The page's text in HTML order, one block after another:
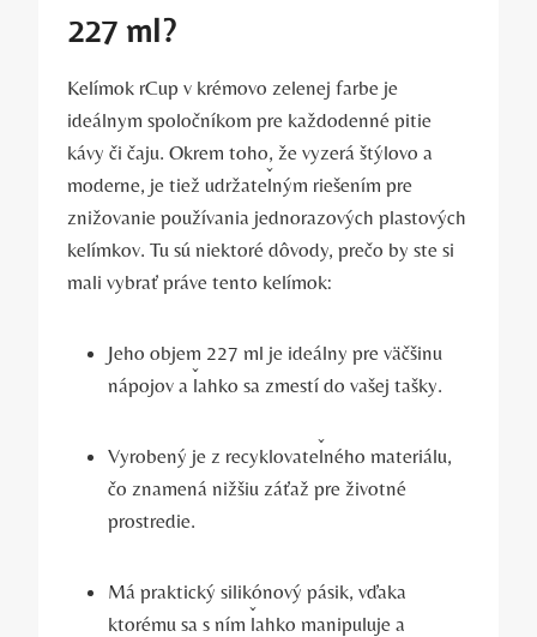
227 ml?
Kelímok rCup v krémovo zelenej farbe je
ideálnym spoločníkom pre každodenné pitie
kávy či čaju. Okrem toho, že vyzerá štýlovo a
moderne, je tiež udržateľným riešením pre
znižovanie používania jednorazových plastových
kelímkov. Tu sú niektoré dôvody, prečo by ste si
mali vybrať práve tento kelímok:
Jeho objem 227 ml je ideálny pre väčšinu
nápojov a ľahko sa zmestí do vašej tašky.
Vyrobený je z recyklovateľného materiálu,
čo znamená nižšiu záťaž pre životné
prostredie.
Má praktický silikónový pásik, vďaka
ktorému sa s ním ľahko manipuluje a